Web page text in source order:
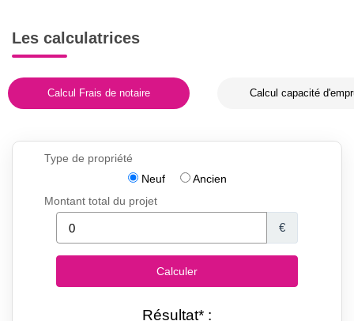
Les calculatrices
Calcul Frais de notaire Calcul capacité